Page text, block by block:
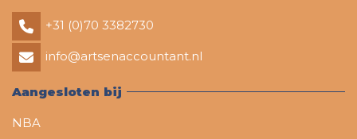
+31 (0)70 3382730
info@artsenaccountant.nl
Aangesloten bij
NBA